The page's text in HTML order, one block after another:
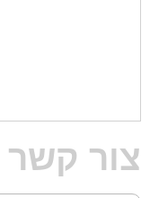
צור קשר